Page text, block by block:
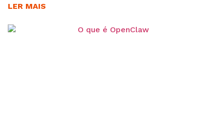
intenção, consistência temática e conteúdos
sem comprometer a experiência humana. A forma
LER MAIS